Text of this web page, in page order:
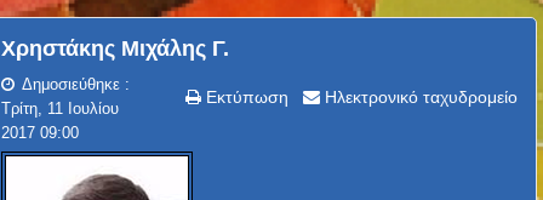
Χρηστάκης Μιχάλης Γ.
Εκτύπωση Ηλεκτρονικό ταχυδρομείο
Δημοσιεύθηκε :
Τρίτη, 11 Ιουλίου
2017 09:00